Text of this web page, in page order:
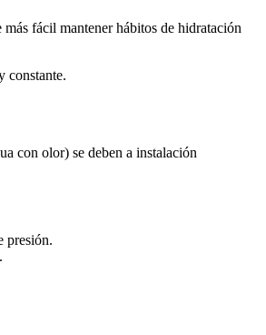
fácil mantener hábitos de hidratación
constante.
con olor) se deben a instalación
presión.